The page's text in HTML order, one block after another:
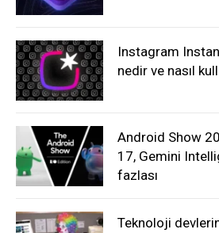
Instagram
nedir ve nasıl
Android Show
17, Gemini
fazlası
Teknoloji